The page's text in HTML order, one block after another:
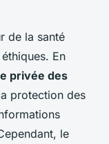
de la santé
. En
privée des
protection des
le